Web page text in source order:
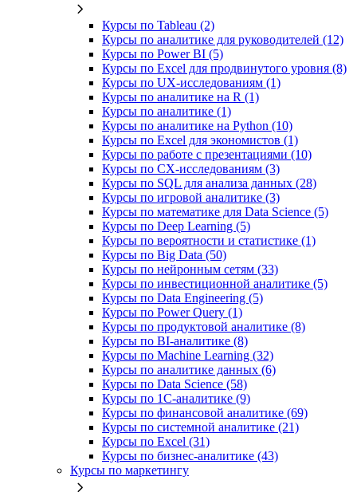
Курсы по Tableau (2)
Курсы по аналитике для руководителей (12)
Курсы по Power BI (5)
Курсы по Excel для продвинутого уровня (8)
Курсы по UX‑исследованиям (1)
Курсы по аналитике на R (1)
Курсы по аналитике (1)
Курсы по аналитике на Python (10)
Курсы по Excel для экономистов (1)
Курсы по работе с презентациями (10)
Курсы по CX-исследованиям (3)
Курсы по SQL для анализа данных (28)
Курсы по игровой аналитике (3)
Курсы по математике для Data Science (5)
Курсы по Deep Learning (5)
Курсы по вероятности и статистике (1)
Курсы по Big Data (50)
Курсы по нейронным сетям (33)
Курсы по инвестиционной аналитике (5)
Курсы по Data Engineering (5)
Курсы по Power Query (1)
Курсы по продуктовой аналитике (8)
Курсы по BI‑аналитике (8)
Курсы по Machine Learning (32)
Курсы по аналитике данных (6)
Курсы по Data Science (58)
Курсы по 1С‑аналитике (9)
Курсы по финансовой аналитике (69)
Курсы по системной аналитике (21)
Курсы по Excel (31)
Курсы по бизнес‑аналитике (43)
Курсы по маркетингу